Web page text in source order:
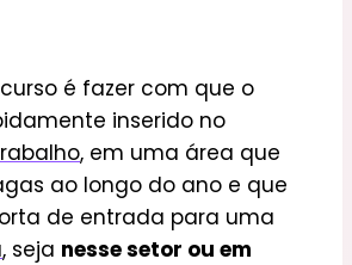
é fazer com que o
inserido no
, em uma área que
ao longo do ano e que
de entrada para uma
, seja nesse setor ou em